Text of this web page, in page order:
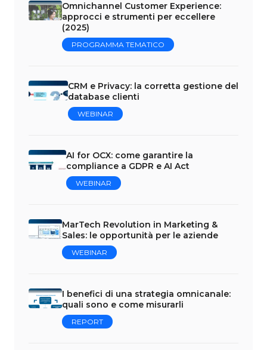
Omnichannel Customer Experience:
approcci e strumenti per eccellere
(2025)
PROGRAMMA TEMATICO
CRM e Privacy: la corretta gestione del
database clienti
WEBINAR
AI for OCX: come garantire la
compliance a GDPR e AI Act
WEBINAR
MarTech Revolution in Marketing &
Sales: le opportunità per le aziende
WEBINAR
I benefici di una strategia omnicanale:
quali sono e come misurarli
REPORT